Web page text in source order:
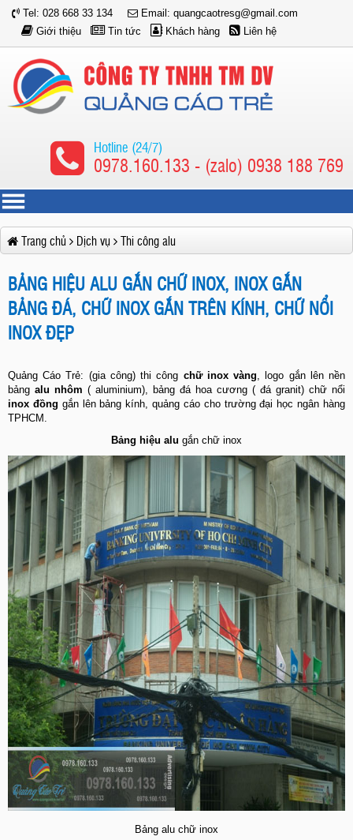
Tel: 028 668 33 134
Email: quangcaotresg@gmail.com
Giới thiệu
Tin tức Khách hàng Liên hệ
Hotline (24/7)
0978.160.133 - (zalo) 0938 188 769
Trang chủ Dịch vụ Thi công alu
BẢNG HIỆU ALU GẮN CHỮ INOX, INOX GẮN
BẢNG ĐÁ, CHỮ INOX GẮN TRÊN KÍNH, CHỮ NỔI
INOX ĐẸP
Quảng Cáo Trẻ: (gia công) thi công chữ inox vàng, logo gắn lên nền
bảng alu nhôm ( aluminium), bảng đá hoa cương ( đá granit) chữ nổi
inox đồng gắn lên bảng kính, quảng cáo cho trường đại học ngân hàng
TPHCM.
Bảng hiệu alu gắn chữ inox
Bảng alu chữ inox